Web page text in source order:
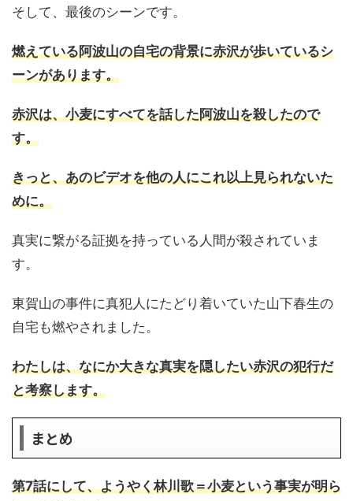
そして、最後のシーンです。
燃えている阿波山の自宅の背景に赤沢が歩いているシ
ーンがあります。
赤沢は、小麦にすべてを話した阿波山を殺したので
す。
きっと、あのビデオを他の人にこれ以上見られないた
めに。
真実に繋がる証拠を持っている人間が殺されていま
す。
東賀山の事件に真犯人にたどり着いていた山下春生の
自宅も燃やされました。
わたしは、なにか大きな真実を隠したい赤沢の犯行だ
と考察します。
まとめ
第7話にして、ようやく林川歌＝小麦という事実が明ら